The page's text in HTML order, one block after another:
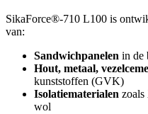
SikaForce®-710 L100 is
van:
Sandwichpanelen in de
Hout, metaal,
kunststoffen (GVK)
Isolatiematerialen zoals
wol